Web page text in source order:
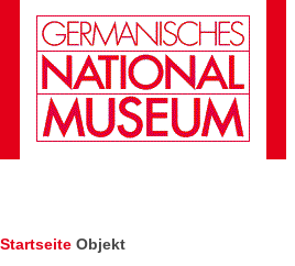
Direkt zum Inhalt
Pfadnavigation
Startseite Objekt